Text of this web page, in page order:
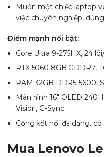
Muốn một chiếc laptop
việc chuyên nghiệp,
Điểm mạnh nổi bật:
Core Ultra 9-275HX, 24
RTX 5060 8GB GDDR7,
RAM 32GB DDR5-5600,
Màn hình 16″ OLED
Vision, G-Sync
Cổng kết nối đa dạng, có
Mua Lenovo